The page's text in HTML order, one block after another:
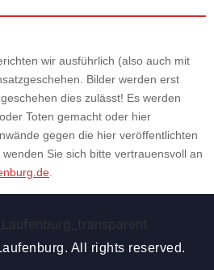
wir ausführlich (also auch mit
Bilder werden erst
dies zulässt! Es werden
Toten gemacht oder hier
gegen die hier veröffentlichten
Sie sich bitte vertrauensvoll an
.
All rights reserved.